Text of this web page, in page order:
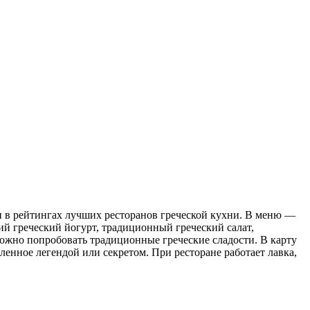
в рейтингах лучших ресторанов греческой кухни. В меню —
йогурт, традиционный греческий салат,
попробовать традиционные греческие сладости. В карту
легендой или секретом. При ресторане работает лавка,